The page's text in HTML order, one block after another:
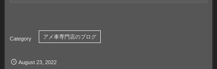
アメ車専門店のブログ
August 23 ,2022